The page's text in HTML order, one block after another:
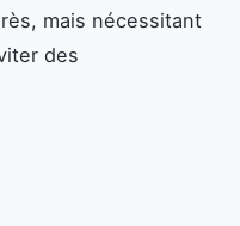
mais nécessitant
des